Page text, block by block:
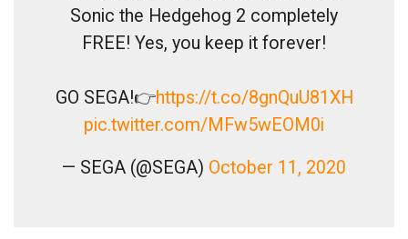
Sonic the Hedgehog 2 completely
FREE! Yes, you keep it forever!
GO SEGA!👉https://t.co/8gnQuU81XH
pic.twitter.com/MFw5wEOM0i
— SEGA (@SEGA) October 11, 2020